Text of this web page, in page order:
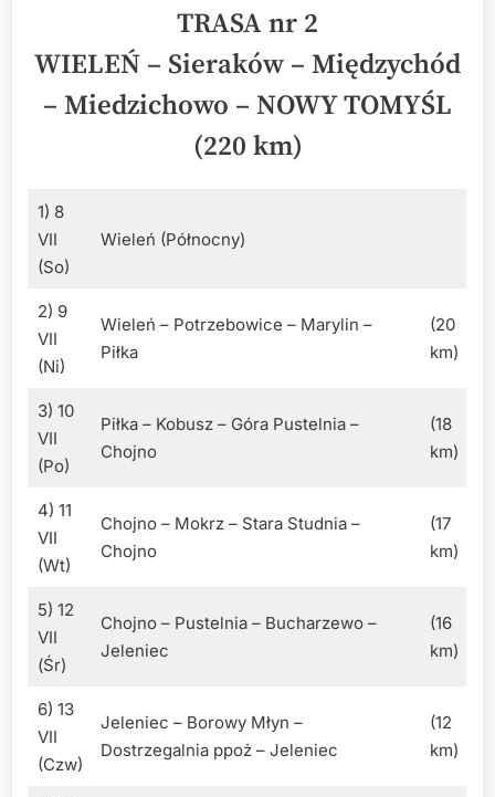
TRASA nr 2
WIELEŃ – Sieraków – Międzychód
– Miedzichowo – NOWY TOMYŚL
(220 km)
1) 8
VII
(So)
Wieleń (Północny)
2) 9
VII
(Ni)
Wieleń – Potrzebowice – Marylin –
Piłka
(20
km)
3) 10
VII
(Po)
Piłka – Kobusz – Góra Pustelnia –
Chojno
(18
km)
4) 11
VII
(Wt)
Chojno – Mokrz – Stara Studnia –
Chojno
(17
km)
5) 12
VII
(Śr)
Chojno – Pustelnia – Bucharzewo –
Jeleniec
(16
km)
6) 13
VII
(Czw)
Jeleniec – Borowy Młyn –
Dostrzegalnia ppoż – Jeleniec
(12
km)